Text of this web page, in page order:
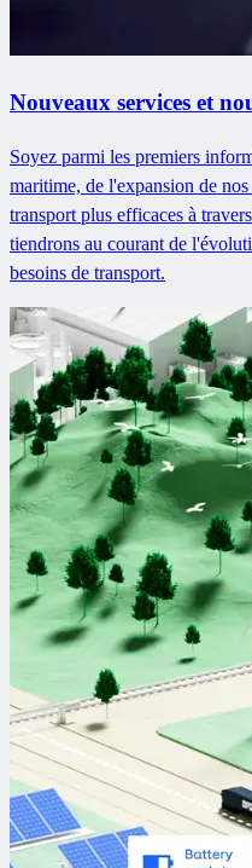
Nouveaux services et
Soyez parmi les premiers
maritime, de l'expansion de
transport plus efficaces à
tiendrons au courant de
besoins de transport.